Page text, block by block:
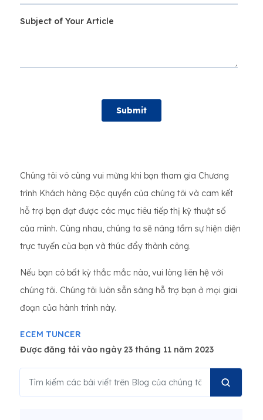
Chúng tôi vô cùng vui mừng khi bạn tham gia Chương
trình Khách hàng Độc quyền của chúng tôi và cam kết
hỗ trợ bạn đạt được các mục tiêu tiếp thị kỹ thuật số
của mình. Cùng nhau, chúng ta sẽ nâng tầm sự hiện diện
trực tuyến của bạn và thúc đẩy thành công.
Nếu bạn có bất kỳ thắc mắc nào, vui lòng liên hệ với
chúng tôi. Chúng tôi luôn sẵn sàng hỗ trợ bạn ở mọi giai
đoạn của hành trình này.
ECEM TUNCER
Được đăng tải vào ngày 23 tháng 11 năm 2023